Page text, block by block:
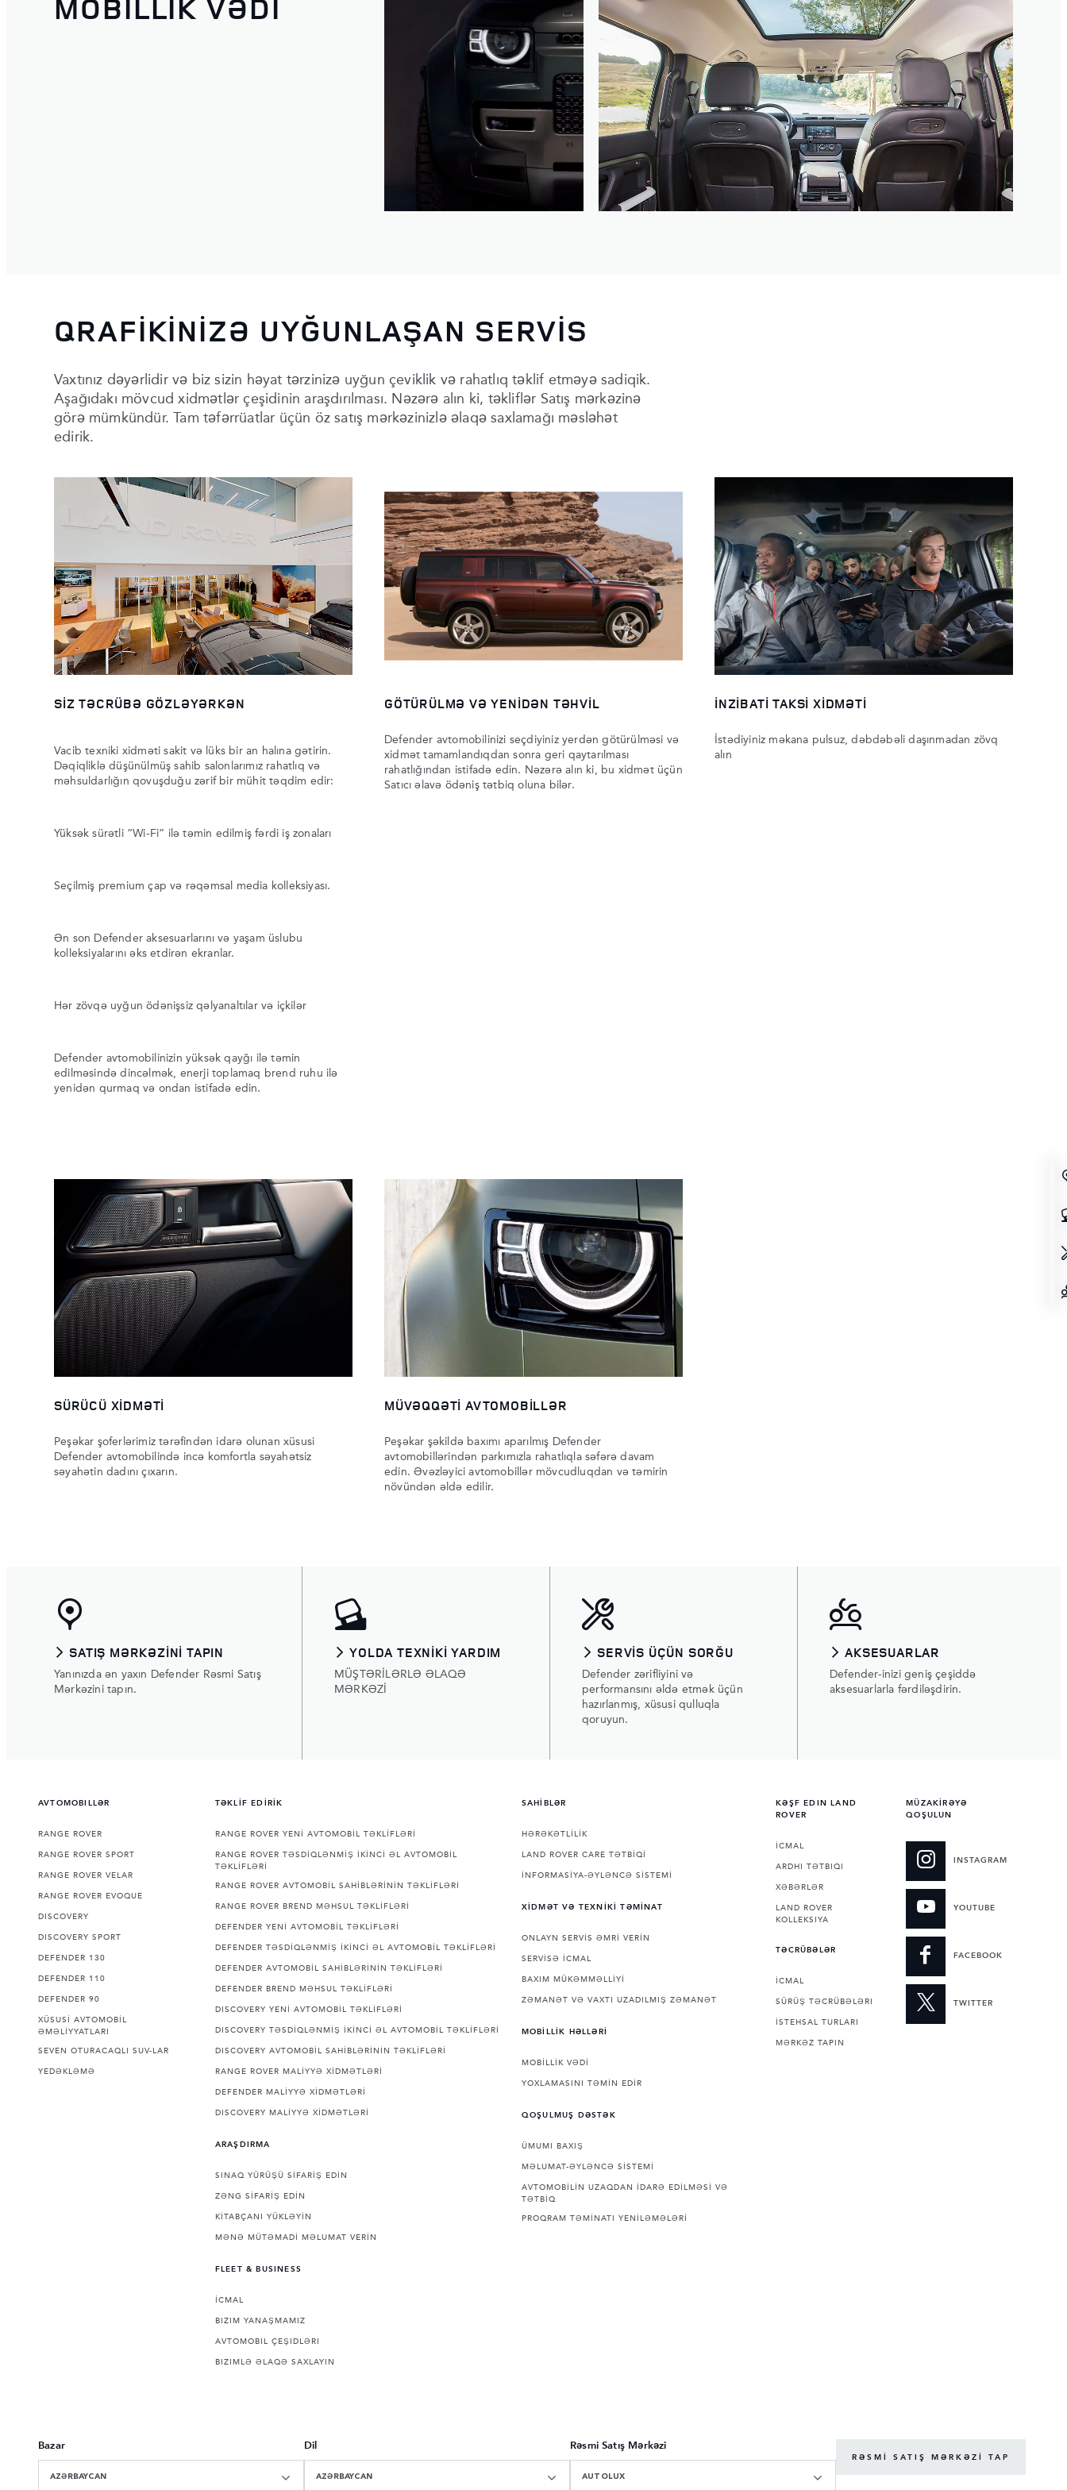
QRAFİKİNİZƏ UYĞUNLAŞAN SERVİS
Vaxtınız dəyərlidir və biz sizin həyat tərzinizə uyğun çeviklik və rahatlıq təklif etməyə sadiqik.
Aşağıdakı mövcud xidmətlər çeşidinin araşdırılması. Nəzərə alın ki, təkliflər Satış mərkəzinə
görə mümkündür. Tam təfərrüatlar üçün öz satış mərkəzinizlə əlaqə saxlamağı məsləhət
edirik.
SIZ TƏCRÜBƏ GÖZLƏYƏRKƏN
Vacib texniki xidməti sakit və lüks bir an halına gətirin.
Dəqiqliklə düşünülmüş sahib salonlarımız rahatlıq və
məhsuldarlığın qovuşduğu zərif bir mühit təqdim edir:
Yüksək sürətli “Wi-Fi” ilə təmin edilmiş fərdi iş zonaları
Seçilmiş premium çap və rəqəmsal media kolleksiyası.
Ən son Defender aksesuarlarını və yaşam üslubu
kolleksiyalarını əks etdirən ekranlar.
Hər zövqə uyğun ödənişsiz qəlyanaltılar və içkilər
Defender avtomobilinizin yüksək qayğı ilə təmin
edilməsində dincəlmək, enerji toplamaq brend ruhu ilə
yenidən qurmaq və ondan istifadə edin.
GÖTÜRÜLMƏ VƏ YENIDƏN TƏHVIL
Defender avtomobilinizi seçdiyiniz yerdən götürülməsi və
xidmət tamamlandıqdan sonra geri qaytarılması
rahatlığından istifadə edin. Nəzərə alın ki, bu xidmət üçün
Satıcı əlavə ödəniş tətbiq oluna bilər.
İNZIBATI TAKSI XIDMƏTI
İstədiyiniz məkana pulsuz, dəbdəbəli daşınmadan zövq
alın
SÜRÜCÜ XIDMƏTI
Peşəkar şoferlərimiz tərəfindən idarə olunan xüsusi
Defender avtomobilində incə komfortla səyahətsiz
səyahətin dadını çıxarın.
MÜVƏQQƏTI AVTOMOBILLƏR
Peşəkar şəkildə baxımı aparılmış Defender
avtomobillərindən parkımızla rahatlıqla səfərə davam
edin. Əvəzləyici avtomobillər mövcudluqdan və təmirin
növündən əldə edilir.
SATIŞ MƏRKƏZINI TAPIN
Yanınızda ən yaxın Defender Rəsmi Satış
Mərkəzini tapın.
YOLDA TEXNİKİ YARDIM
MÜŞTƏRİLƏRLƏ ƏLAQƏ
MƏRKƏZİ
SERVİS ÜÇÜN SORĞU
Defender zərifliyini və
performansını əldə etmək üçün
hazırlanmış, xüsusi qulluqla
qoruyun.
AKSESUARLAR
Defender-inizi geniş çeşiddə
aksesuarlarla fərdiləşdirin.
AVTOMOBILLƏR
RANGE ROVER
RANGE ROVER SPORT
RANGE ROVER VELAR
RANGE ROVER EVOQUE
DISCOVERY
DISCOVERY SPORT
DEFENDER 130
DEFENDER 110
DEFENDER 90
XÜSUSİ AVTOMOBİL
ƏMƏLİYYATLARI
SEVEN OTURACAQLI SUV-LAR
YEDƏKLƏMƏ
TƏKLİF EDİRİK
RANGE ROVER YENİ AVTOMOBİL TƏKLİFLƏRİ
RANGE ROVER TƏSDİQLƏNMİŞ İKİNCİ ƏL AVTOMOBİL
TƏKLİFLƏRİ
RANGE ROVER AVTOMOBİL SAHİBLƏRİNİN TƏKLİFLƏRİ
RANGE ROVER BREND MƏHSUL TƏKLİFLƏRİ
DEFENDER YENİ AVTOMOBİL TƏKLİFLƏRİ
DEFENDER TƏSDİQLƏNMİŞ İKİNCİ ƏL AVTOMOBİL TƏKLİFLƏRİ
DEFENDER AVTOMOBİL SAHİBLƏRİNİN TƏKLİFLƏRİ
DEFENDER BREND MƏHSUL TƏKLİFLƏRİ
DISCOVERY YENİ AVTOMOBİL TƏKLİFLƏRİ
DISCOVERY TƏSDİQLƏNMİŞ İKİNCİ ƏL AVTOMOBİL TƏKLİFLƏRİ
DISCOVERY AVTOMOBİL SAHİBLƏRİNİN TƏKLİFLƏRİ
RANGE ROVER MALİYYƏ XİDMƏTLƏRİ
DEFENDER MALİYYƏ XİDMƏTLƏRİ
DISCOVERY MALİYYƏ XİDMƏTLƏRİ
ARAŞDIRMA
SINAQ YÜRÜŞÜ SİFARİŞ EDİN
ZƏNG SİFARİŞ EDİN
KİTABÇANI YÜKLƏYİN
MƏNƏ MÜTƏMADİ MƏLUMAT VERİN
FLEET & BUSINESS
İCMAL
BIZIM YANAŞMAMIZ
AVTOMOBIL ÇEŞIDLƏRI
BIZIMLƏ ƏLAQƏ SAXLAYIN
SAHİBLƏR
HƏRƏKƏTLİLİK
LAND ROVER CARE TƏTBİQİ
İNFORMASİYA-ƏYLƏNCƏ SİSTEMİ
XİDMƏT VƏ TEXNİKİ TƏMİNAT
ONLAYN SERVİS ƏMRİ VERİN
SERVİSƏ İCMAL
BAXIM MÜKƏMMƏLLİYİ
ZƏMANƏT VƏ VAXTI UZADILMIŞ ZƏMANƏT
MOBİLLİK HƏLLƏRİ
MOBİLLİK VƏDİ
YOXLAMASINI TƏMİN EDİR
QOŞULMUŞ DƏSTƏK
ÜMUMI BAXIŞ
MƏLUMAT-ƏYLƏNCƏ SİSTEMİ
AVTOMOBİLİN UZAQDAN İDARƏ EDİLMƏSİ VƏ
TƏTBİQ
PROQRAM TƏMİNATI YENİLƏMƏLƏRİ
KƏŞF EDIN LAND
ROVER
İCMAL
ARDHI TƏTBIQI
XƏBƏRLƏR
LAND ROVER
KOLLEKSIYA
TƏCRÜBƏLƏR
İCMAL
SÜRÜŞ TƏCRÜBƏLƏRI
İSTEHSAL TURLARI
MƏRKƏZ TAPIN
MÜZAKİRƏYƏ
QOŞULUN
INSTAGRAM
YOUTUBE
FACEBOOK
TWITTER
Bazar
AZƏRBAYCAN
Dil
AZƏRBAYCAN
Rəsmi Satış Mərkəzi
AUTOLUX
RƏSMI SATIŞ MƏRKƏZI TAP